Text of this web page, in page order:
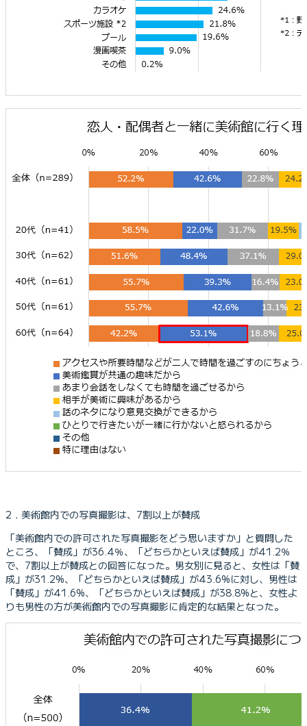
2．美術館内での写真撮影は、7割以上が賛成
「美術館内での許可された写真撮影をどう思いますか」と質問した
ところ、「賛成」が36.4％、「どちらかといえば賛成」が41.2％
で、7割以上が賛成との回答になった。男女別に見ると、女性は「賛
成」が31.2%、「どちらかといえば賛成」が43.6%に対し、男性は
「賛成」が41.6%、「どちらかといえば賛成」が38.8%と、女性よ
りも男性の方が美術館内での写真撮影に肯定的な結果となった。